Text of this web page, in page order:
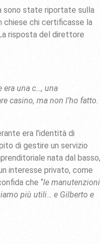
sono state riportate sulla
chiese chi certificasse la
risposta del direttore
era una c…, una
casino, ma non l’ho fatto.
era l’identità di
di gestire un servizio
nata dal basso,
interesse privato, come
che “le manutenzioni
più utili… e Gilberto e